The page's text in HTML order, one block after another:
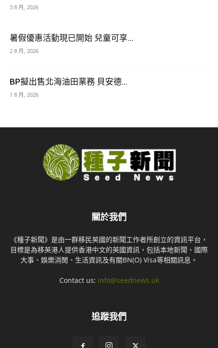
3 8 月, 2026
暑假優惠活動現已開始 兒童可享...
2 8 月, 2026
BP擬出售北海油田業務 貝安德...
1 8 月, 2026
關於我們
《種子新聞》是由一群移民英國的新聞工作者所創立的資訊平台，
目標是為移英港人提供香港中文的英國資訊，包括本地新聞、國際
大事、娛樂消閒、生活資訊及有關BN(O) Visa等相關訊息。
Contact us: info@seednews.uk
追蹤我們